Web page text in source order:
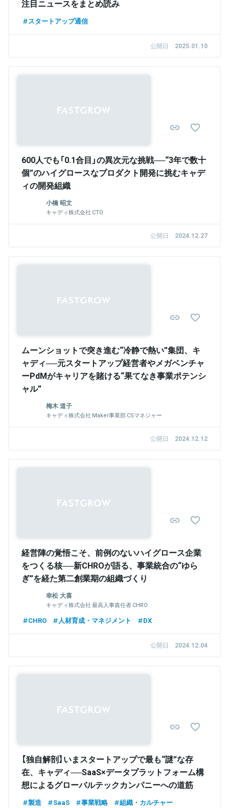
注目ニュースをまとめ読み
スタートアップ通信
公開日 2025.01.10
600人でも「0.1合目」の異次元な挑戦──“3年で数十
個”のハイグロースなプロダクト開発に挑むキャデ
ィの開発組織
小橋 昭文
キャディ株式会社 CTO
公開日 2024.12.27
ムーンショットで突き進む“冷静で熱い”集団、キ
ャディ──元スタートアップ経営者やメガベンチャ
ーPdMがキャリアを賭ける“果てなき事業ポテンシ
ャル”
梅木 道子
キャディ株式会社 Maker事業部 CSマネジャー
公開日 2024.12.12
経営陣の覚悟こそ、前例のないハイグロース企業
をつくる核──新CHROが語る、事業統合の“ゆら
ぎ”を経た第二創業期の組織づくり
幸松 大喜
キャディ株式会社 最高人事責任者 CHRO
CHRO 人材育成・マネジメント DX
公開日 2024.12.04
【独自解剖】いまスタートアップで最も“謎”な存
在、キャディ──SaaS×データプラットフォーム構
想によるグローバルテックカンパニーへの道筋
製造 SaaS 事業戦略 組織・カルチャー